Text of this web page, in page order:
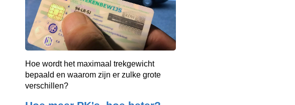
Hoe wordt het maximaal trekgewicht
bepaald en waarom zijn er zulke grote
verschillen?